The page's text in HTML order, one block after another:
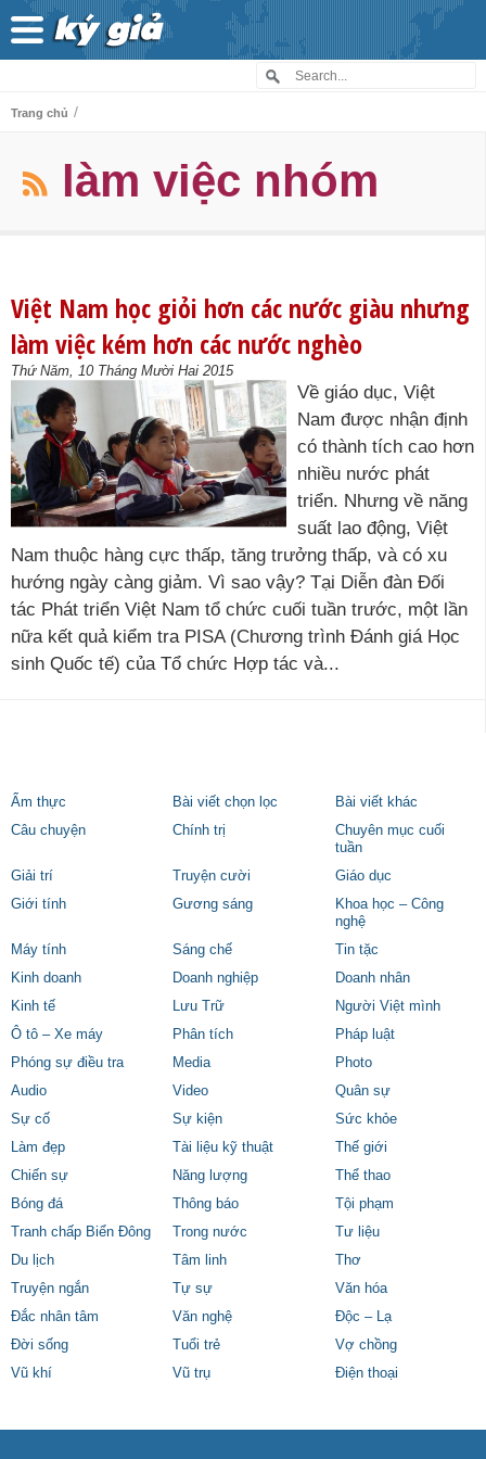
Trang chủ /
làm việc nhóm
Việt Nam học giỏi hơn các nước giàu nhưng
làm việc kém hơn các nước nghèo
Thứ Năm, 10 Tháng Mười Hai 2015
Về giáo dục, Việt
Nam được nhận định
có thành tích cao hơn
nhiều nước phát
triển. Nhưng về năng
suất lao động, Việt
Nam thuộc hàng cực thấp, tăng trưởng thấp, và có xu
hướng ngày càng giảm. Vì sao vậy? Tại Diễn đàn Đối
tác Phát triển Việt Nam tổ chức cuối tuần trước, một lần
nữa kết quả kiểm tra PISA (Chương trình Đánh giá Học
sinh Quốc tế) của Tổ chức Hợp tác và...
Ẩm thực Bài viết chọn lọc
Bài viết khác
Câu chuyện
Chính trị
Chuyên mục cuối
tuần
Giải trí
Truyện cười
Giáo dục
Giới tính
Gương sáng
Khoa học – Công
nghệ
Máy tính
Sáng chế
Tin tặc
Kinh doanh
Doanh nghiệp
Doanh nhân
Kinh tế
Lưu Trữ
Người Việt mình
Ô tô – Xe máy
Phân tích
Pháp luật
Phóng sự điều tra
Media
Photo
Audio
Video
Quân sự
Sự cố
Sự kiện
Sức khỏe
Làm đẹp
Tài liệu kỹ thuật
Thế giới
Chiến sự
Năng lượng
Thể thao
Bóng đá
Thông báo
Tội phạm
Tranh chấp Biển Đông
Trong nước
Tư liệu
Du lịch
Tâm linh
Thơ
Truyện ngắn
Tự sự
Văn hóa
Đắc nhân tâm
Văn nghệ
Độc – Lạ
Đời sống
Tuổi trẻ
Vợ chồng
Vũ khí
Vũ trụ Điện thoại